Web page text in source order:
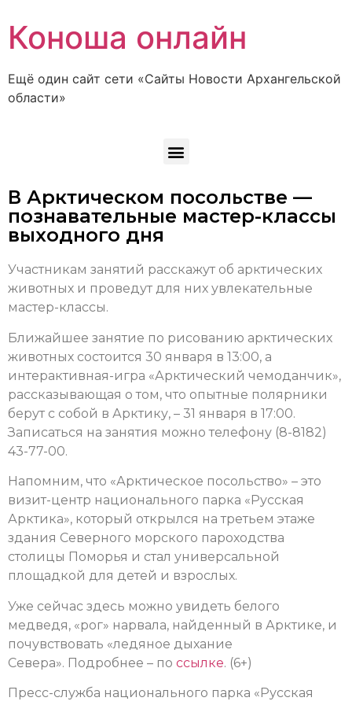
Коноша онлайн
Ещё один сайт сети «Сайты Новости Архангельской
области»
В Арктическом посольстве —
познавательные мастер-классы
выходного дня
Участникам занятий расскажут об арктических
животных и проведут для них увлекательные
мастер-классы.
Ближайшее занятие по рисованию арктических
животных состоится 30 января в 13:00, а
интерактивная-игра «Арктический чемоданчик»,
рассказывающая о том, что опытные полярники
берут с собой в Арктику, – 31 января в 17:00.
Записаться на занятия можно телефону (8-8182)
43-77-00.
Напомним, что «Арктическое посольство» – это
визит-центр национального парка «Русская
Арктика», который открылся на третьем этаже
здания Северного морского пароходства
столицы Поморья и стал универсальной
площадкой для детей и взрослых.
Уже сейчас здесь можно увидеть белого
медведя, «рог» нарвала, найденный в Арктике, и
почувствовать «ледяное дыхание
Севера». Подробнее – по ссылке. (6+)
Пресс-служба национального парка «Русская